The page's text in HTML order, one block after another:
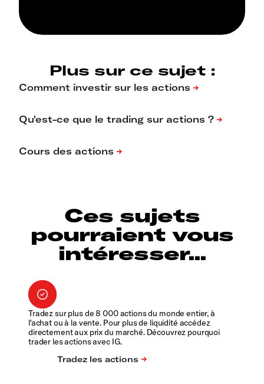
Plus sur ce sujet :
Ces sujets
pourraient vous
intéresser...
Tradez sur plus de 8 000 actions du monde entier, à
l'achat ou à la vente. Pour plus de liquidité accédez
directement aux prix du marché. Découvrez pourquoi
trader les actions avec IG.